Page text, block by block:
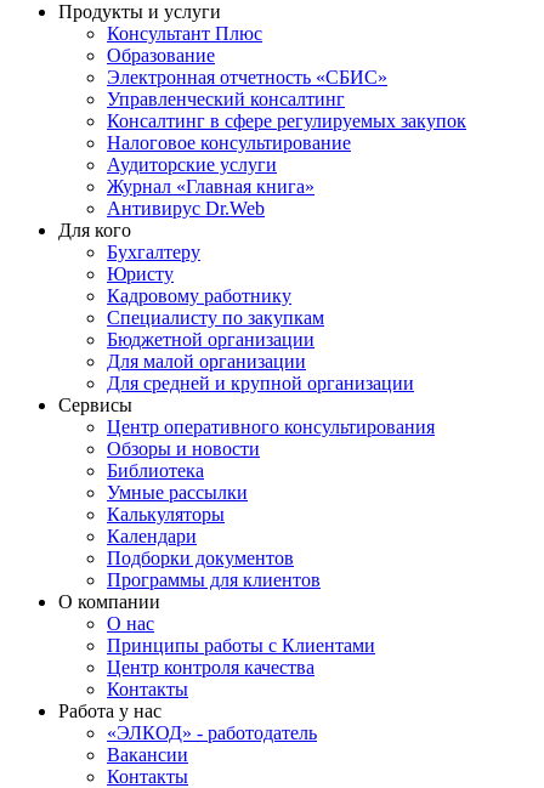
Продукты и услуги
Консультант Плюс
Образование
Электронная отчетность «СБИС»
Управленческий консалтинг
Консалтинг в сфере регулируемых закупок
Налоговое консультирование
Аудиторские услуги
Журнал «Главная книга»
Антивирус Dr.Web
Для кого
Бухгалтеру
Юристу
Кадровому работнику
Специалисту по закупкам
Бюджетной организации
Для малой организации
Для средней и крупной организации
Сервисы
Центр оперативного консультирования
Обзоры и новости
Библиотека
Умные рассылки
Калькуляторы
Календари
Подборки документов
Программы для клиентов
О компании
О нас
Принципы работы с Клиентами
Центр контроля качества
Контакты
Работа у нас
«ЭЛКОД» - работодатель
Вакансии
Контакты